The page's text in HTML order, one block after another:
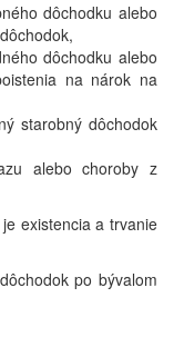
dôchodku alebo
dôchodku alebo
na nárok na
starobný dôchodok
alebo choroby z
existencia a trvanie
po bývalom